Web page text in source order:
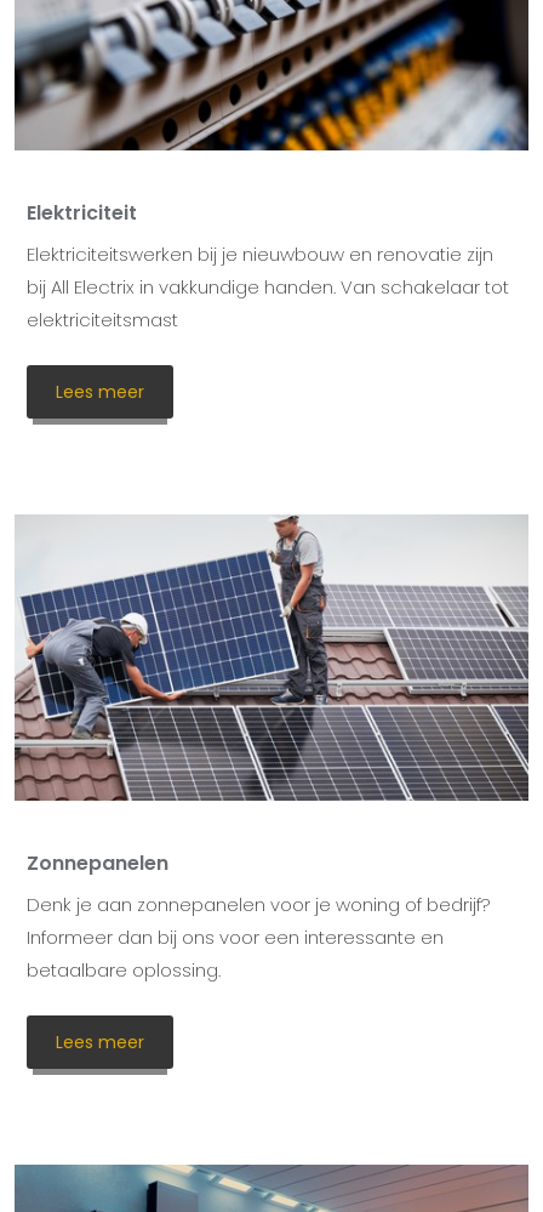
Elektriciteit
Elektriciteitswerken bij je nieuwbouw en renovatie zijn
bij All Electrix in vakkundige handen. Van schakelaar tot
elektriciteitsmast
Lees meer
Zonnepanelen
Denk je aan zonnepanelen voor je woning of bedrijf?
Informeer dan bij ons voor een interessante en
betaalbare oplossing.
Lees meer